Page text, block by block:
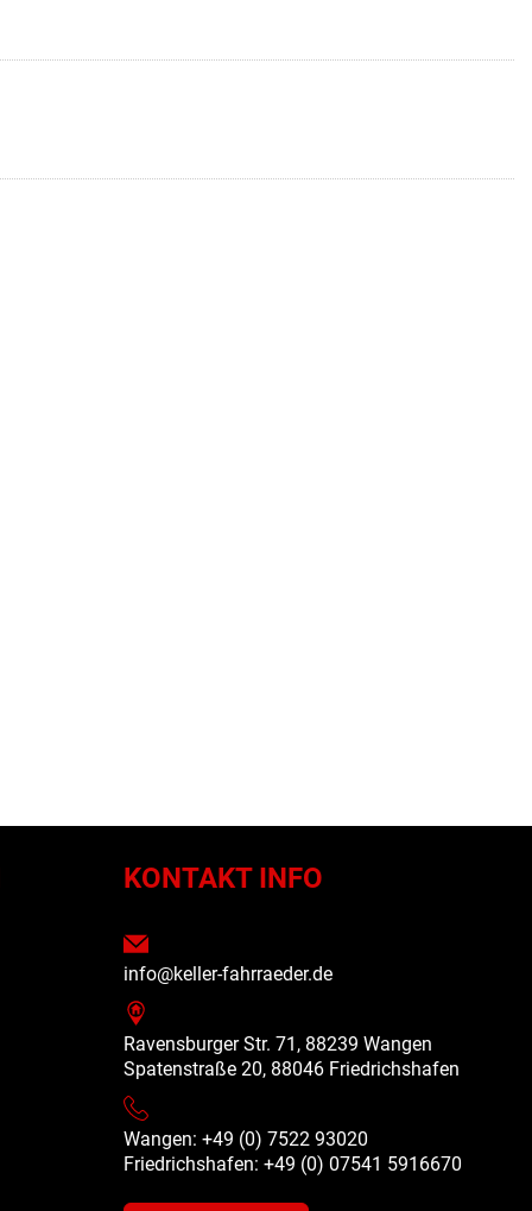
KONTAKT INFO
info@keller-fahrraeder.de
Ravensburger Str. 71, 88239 Wangen
Spatenstraße 20, 88046 Friedrichshafen
Wangen: +49 (0) 7522 93020
Friedrichshafen: +49 (0)07541 5916670